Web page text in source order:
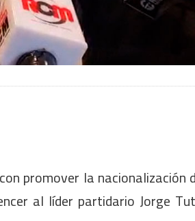
promover la nacionalización
al líder partidario Jorge